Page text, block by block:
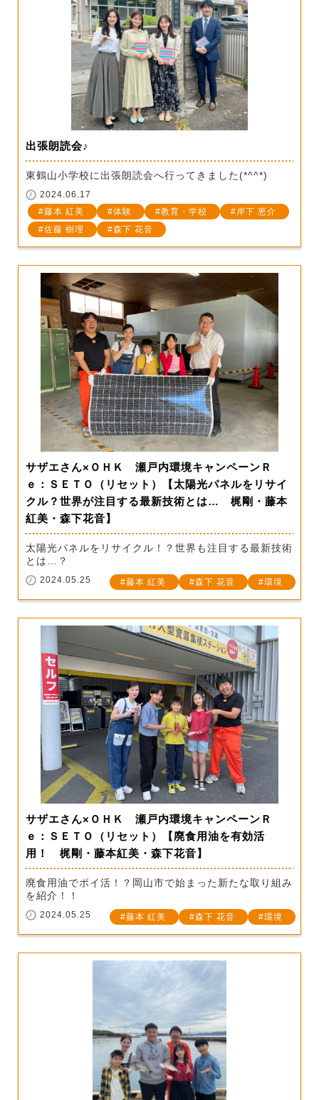
出張朗読会♪
東鶴山小学校に出張朗読会へ行ってきました(*^^*)
2024.06.17
藤本 紅美
体験 教育・学校
岸下 恵介
佐藤 樹理
森下 花音
サザエさん×ＯＨＫ 瀬戸内環境キャンペーンＲ
ｅ：ＳＥＴＯ（リセット）【太陽光パネルをリサイ
クル？世界が注目する最新技術とは… 梶剛・藤本
紅美・森下花音】
太陽光パネルをリサイクル！？世界も注目する最新技術
とは…？
2024.05.25 藤本 紅美 森下 花音 環境
サザエさん×ＯＨＫ 瀬戸内環境キャンペーンＲ
ｅ：ＳＥＴＯ（リセット）【廃食用油を有効活
用！ 梶剛・藤本紅美・森下花音】
廃食用油でポイ活！？岡山市で始まった新たな取り組み
を紹介！！
2024.05.25 藤本 紅美 森下 花音 環境